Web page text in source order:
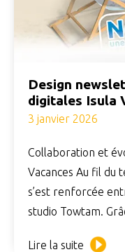
Design
digitales Isula
3 janvier 2026
Collaboration et
Vacances Au fil du
s’est renforcée
studio Towtam.
Lire la suite